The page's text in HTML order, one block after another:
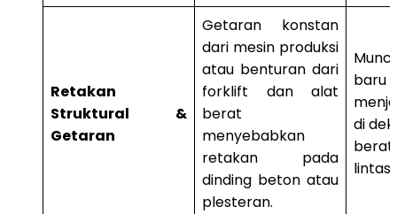
Retakan
Struktural &
Getaran
Getaran konstan
dari mesin produksi
atau benturan dari
forklift dan alat
berat
menyebabkan
retakan pada
dinding beton atau
plesteran.
di
berat
lintas